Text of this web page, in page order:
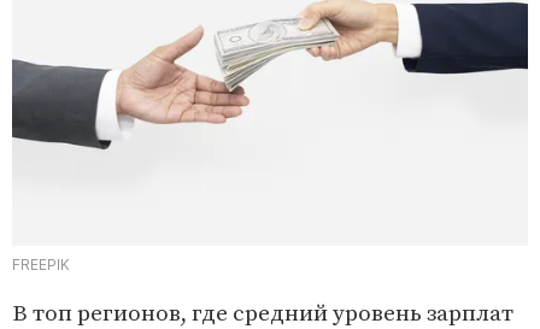
FREEPIK
В топ регионов, где средний уровень зарплат